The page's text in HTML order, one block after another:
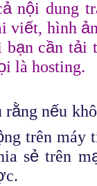
ảnội dung
i viết, hình ả
bạn cần tải t
i là hosting.
rằng nếu
ng trên máy
sẻ trên m
c.